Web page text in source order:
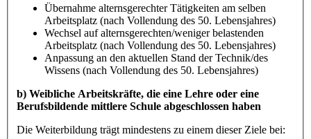
Übernahme alternsgerechter Tätigkeiten am selben
Arbeitsplatz (nach Vollendung des 50. Lebensjahres)
Wechsel auf alternsgerechten/weniger belastenden
Arbeitsplatz (nach Vollendung des 50. Lebensjahres)
Anpassung an den aktuellen Stand der Technik/des
Wissens (nach Vollendung des 50. Lebensjahres)
b) Weibliche Arbeitskräfte, die eine Lehre oder eine
Berufsbildende mittlere Schule abgeschlossen haben
Die Weiterbildung trägt mindestens zu einem dieser Ziele bei: